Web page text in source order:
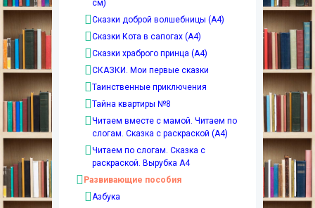
см)
Сказки доброй волшебницы (А4)
Сказки Кота в сапогах (А4)
Сказки храброго принца (А4)
СКАЗКИ. Мои первые сказки
Таинственные приключения
Тайна квартиры №8
Читаем вместе с мамой. Читаем по
слогам. Сказка с раскраской (А4)
Читаем по слогам. Сказка с
раскраской. Вырубка А4
Развивающие пособия
Азбука